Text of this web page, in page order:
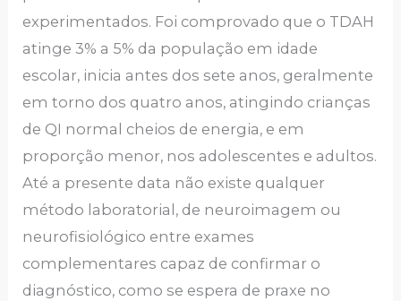
experimentados. Foi comprovado que o TDAH
atinge 3% a 5% da população em idade
escolar, inicia antes dos sete anos, geralmente
em torno dos quatro anos, atingindo crianças
de QI normal cheios de energia, e em
proporção menor, nos adolescentes e adultos.
Até a presente data não existe qualquer
método laboratorial, de neuroimagem ou
neurofisiológico entre exames
complementares capaz de confirmar o
diagnóstico, como se espera de praxe no